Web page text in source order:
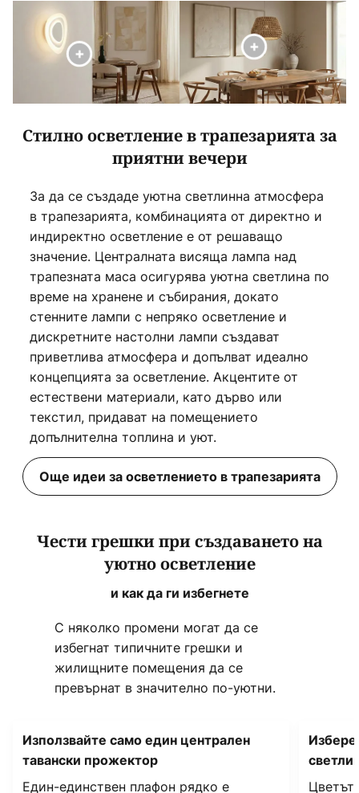
Стилно осветление в трапезарията за
приятни вечери
За да се създаде уютна светлинна атмосфера
в трапезарията, комбинацията от директно и
индиректно осветление е от решаващо
значение. Централната висяща лампа над
трапезната маса осигурява уютна светлина по
време на хранене и събирания, докато
стенните лампи с непряко осветление и
дискретните настолни лампи създават
приветлива атмосфера и допълват идеално
концепцията за осветление. Акцентите от
естествени материали, като дърво или
текстил, придават на помещението
допълнителна топлина и уют.
Още идеи за осветлението в трапезарията
Чести грешки при създаването на
уютно осветление
и как да ги избегнете
С няколко промени могат да се
избегнат типичните грешки и
жилищните помещения да се
превърнат в значително по-уютни.
Използвайте само един централен
тавански прожектор
Един-единствен плафон рядко е Цветът